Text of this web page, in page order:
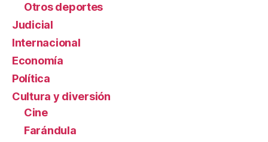
Otros deportes
Judicial
Internacional
Economía
Política
Cultura y diversión
Cine
Farándula